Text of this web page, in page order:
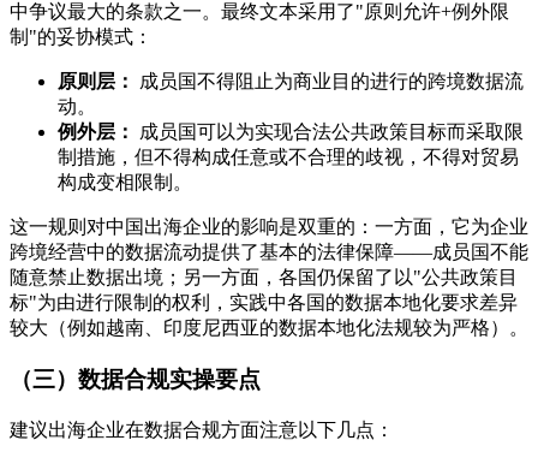
中争议最大的条款之一。最终文本采用了"原则允许+例外限
制"的妥协模式：
原则层：
成员国不得阻止为商业目的进行的跨境数据流
动。
例外层：
成员国可以为实现合法公共政策目标而采取限
制措施，但不得构成任意或不合理的歧视，不得对贸易
构成变相限制。
这一规则对中国出海企业的影响是双重的：一方面，它为企业
跨境经营中的数据流动提供了基本的法律保障——成员国不能
随意禁止数据出境；另一方面，各国仍保留了以"公共政策目
标"为由进行限制的权利，实践中各国的数据本地化要求差异
较大（例如越南、印度尼西亚的数据本地化法规较为严格）。
（三）数据合规实操要点
建议出海企业在数据合规方面注意以下几点：